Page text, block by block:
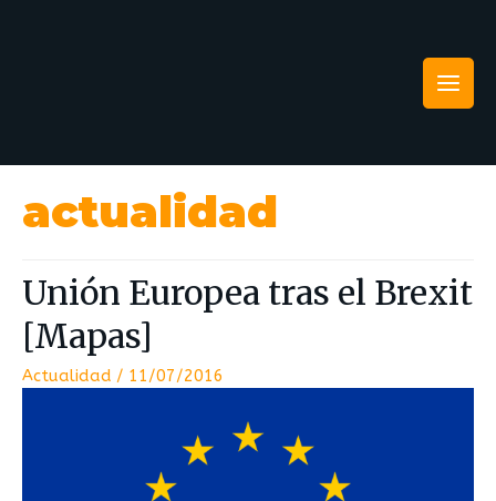
actualidad
Unión Europea tras el Brexit
[Mapas]
Actualidad / 11/07/2016